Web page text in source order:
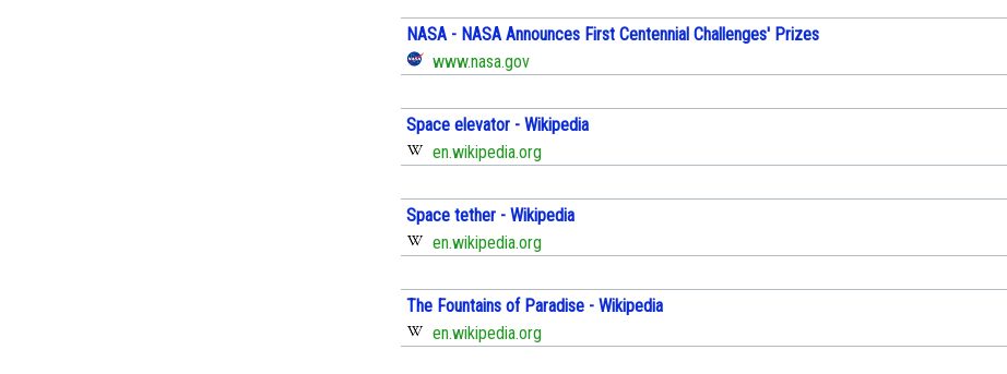
NASA - NASA Announces First Centennial Challenges' Prizes
www.nasa.gov
Space elevator - Wikipedia
en.wikipedia.org
Space tether - Wikipedia
en.wikipedia.org
The Fountains of Paradise - Wikipedia
en.wikipedia.org